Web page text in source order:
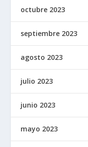
octubre 2023
septiembre 2023
agosto 2023
julio 2023
junio 2023
mayo 2023